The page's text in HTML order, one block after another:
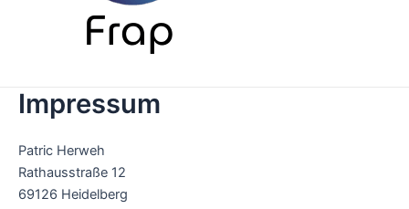
Impressum
Patric Herweh
Rathausstraße 12
69126 Heidelberg